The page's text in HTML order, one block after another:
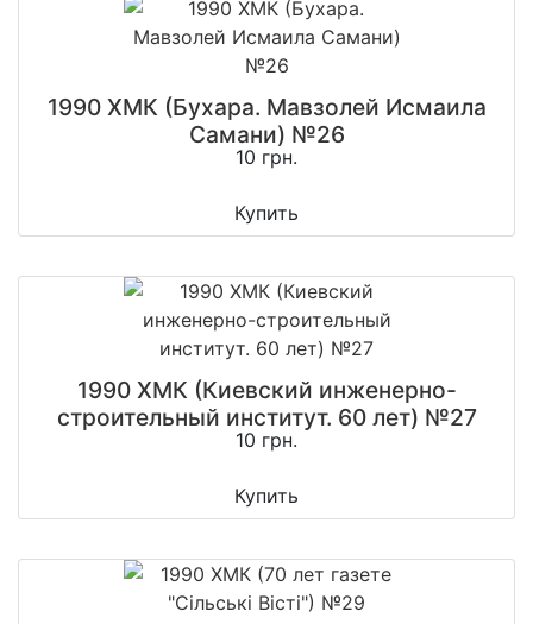
1990 ХМК (Бухара. Мавзолей Исмаила
Самани) №26
10 грн.
Купить
1990 ХМК (Киевский инженерно-
строительный институт. 60 лет) №27
10 грн.
Купить